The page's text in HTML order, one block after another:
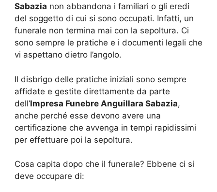
Sabazia non abbandona i familiari o gli eredi
del soggetto di cui si sono occupati. Infatti, un
funerale non termina mai con la sepoltura. Ci
sono sempre le pratiche e i documenti legali che
vi aspettano dietro l’angolo.
Il disbrigo delle pratiche iniziali sono sempre
affidate e gestite direttamente da parte
dell’Impresa Funebre Anguillara Sabazia,
anche perché esse devono avere una
certificazione che avvenga in tempi rapidissimi
per effettuare poi la sepoltura.
Cosa capita dopo che il funerale? Ebbene ci si
deve occupare di: